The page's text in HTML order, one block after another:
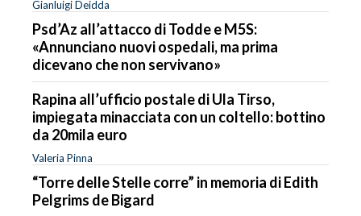
Gianluigi Deidda
Psd’Az all’attacco di Todde e M5S:
«Annunciano nuovi ospedali, ma prima
dicevano che non servivano»
Rapina all’ufficio postale di Ula Tirso,
impiegata minacciata con un coltello: bottino
da 20mila euro
Valeria Pinna
“Torre delle Stelle corre” in memoria di Edith
Pelgrims de Bigard